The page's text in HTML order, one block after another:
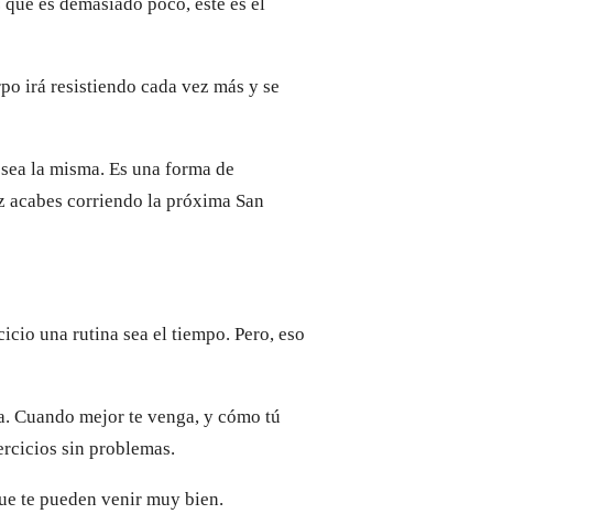
es demasiado poco, este es el
irá resistiendo cada vez más y se
la misma. Es una forma de
corriendo la próxima San
una rutina sea el tiempo. Pero, eso
Cuando mejor te venga, y cómo tú
sin problemas.
te pueden venir muy bien.